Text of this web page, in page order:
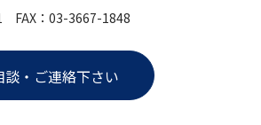
FAX：03-3667-1848
・ご連絡下さい